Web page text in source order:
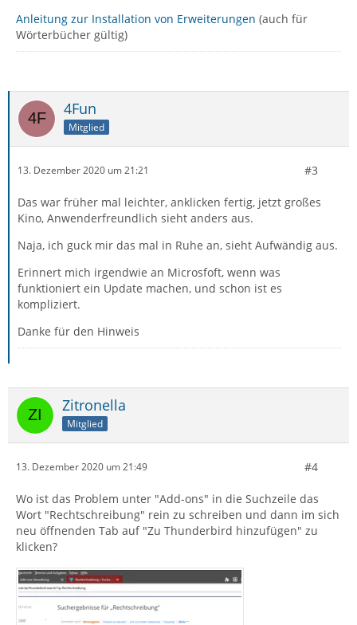
Anleitung zur Installation von Erweiterungen (auch für
Wörterbücher gültig)
4Fun
Mitglied
13. Dezember 2020 um 21:21 #3
Das war früher mal leichter, anklicken fertig, jetzt großes
Kino, Anwenderfreundlich sieht anders aus.
Naja, ich guck mir das mal in Ruhe an, sieht Aufwändig aus.
Erinnert mich irgendwie an Microsfoft, wenn was
funktioniert ein Update machen, und schon ist es
kompliziert.
Danke für den Hinweis
Zitronella
Mitglied
13. Dezember 2020 um 21:49 #4
Wo ist das Problem unter "Add-ons" in die Suchzeile das
Wort "Rechtschreibung" rein zu schreiben und dann im sich
neu öffnenden Tab auf "Zu Thunderbird hinzufügen" zu
klicken?